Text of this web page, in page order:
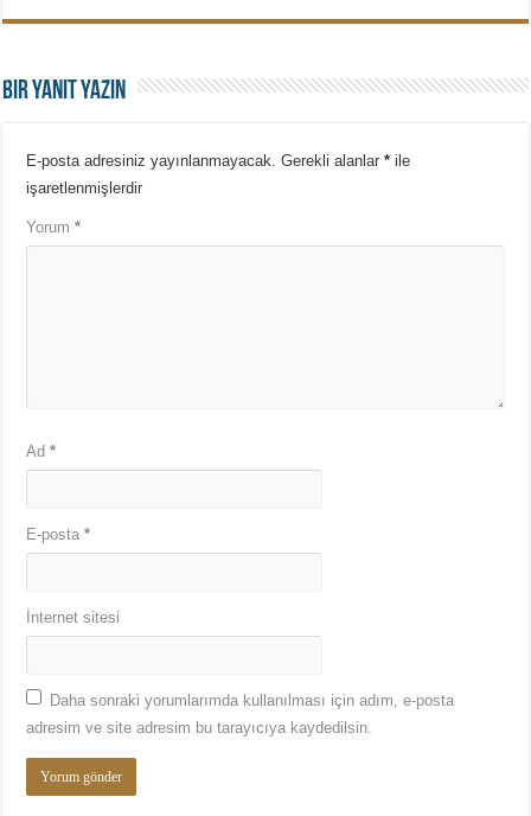
Bir yanıt yazın
E-posta adresiniz yayınlanmayacak. Gerekli alanlar* ile
işaretlenmişlerdir
Yorum*
Ad*
E-posta*
İnternet sitesi
Daha sonraki yorumlarımda kullanılması için adım, e-posta
adresim ve site adresim bu tarayıcıya kaydedilsin.